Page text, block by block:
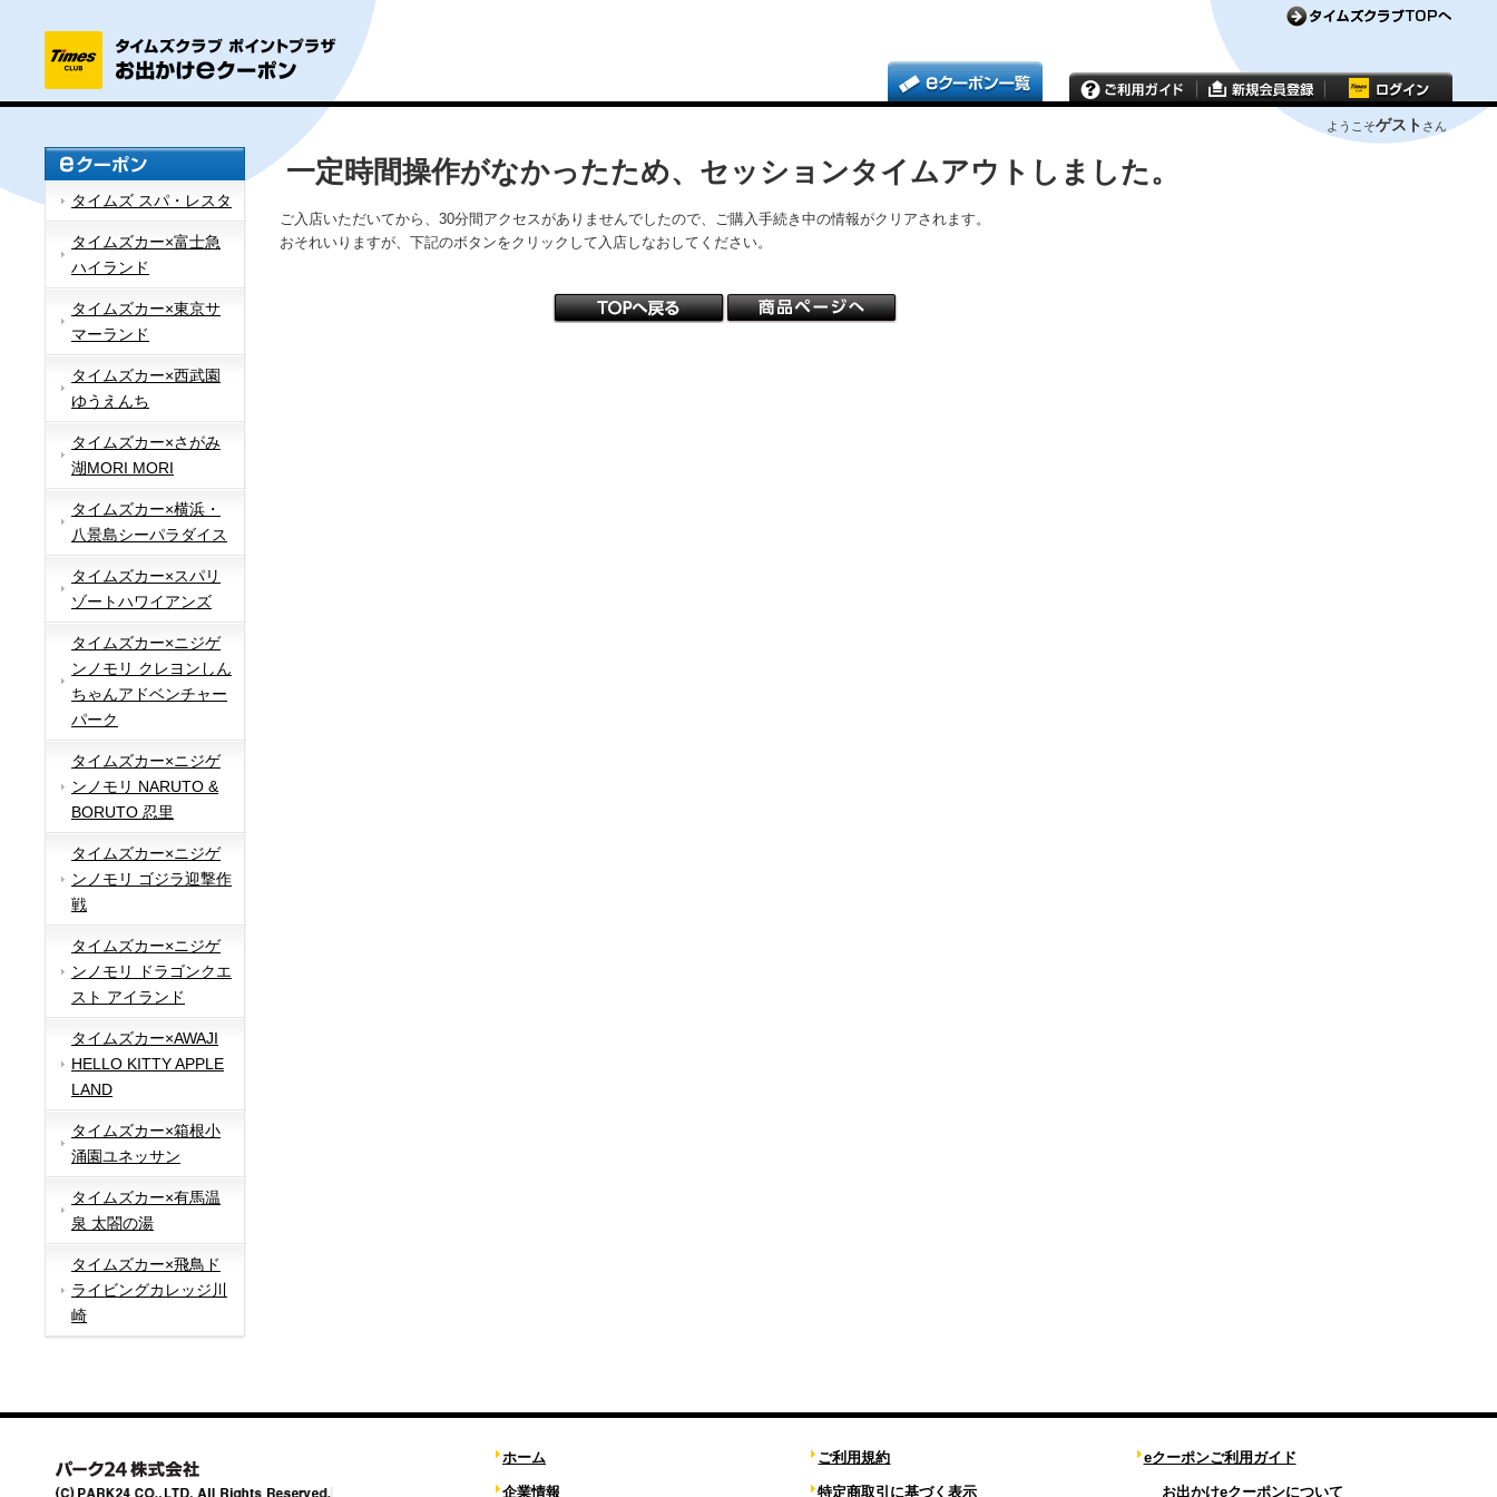
ようこそゲスト さん
タイムズ スパ・レスタ
タイムズカー×富士急
ハイランド
タイムズカー×東京サ
マーランド
タイムズカー×西武園
ゆうえんち
タイムズカー×さがみ
湖MORI MORI
タイムズカー×横浜・
八景島シーパラダイス
タイムズカー×スパリ
ゾートハワイアンズ
タイムズカー×ニジゲ
ンノモリ クレヨンしん
ちゃんアドベンチャー
パーク
タイムズカー×ニジゲ
ンノモリ NARUTO &
BORUTO 忍里
タイムズカー×ニジゲ
ンノモリ ゴジラ迎撃作
戦
タイムズカー×ニジゲ
ンノモリ ドラゴンクエ
スト アイランド
タイムズカー×AWAJI
HELLO KITTY APPLE
LAND
タイムズカー×箱根小
涌園ユネッサン
タイムズカー×有馬温
泉 太閤の湯
タイムズカー×飛鳥ド
ライビングカレッジ川
崎
一定時間操作がなかったため、セッションタイムアウトしました。
ご入店いただいてから、30分間アクセスがありませんでしたので、ご購入手続き中の情報がクリアされます。
おそれいりますが、下記のボタンをクリックして入店しなおしてください。
ホーム
企業情報
ご利用規約
特定商取引に基づく表示
eクーポンご利用ガイド
お出かけeクーポンについて